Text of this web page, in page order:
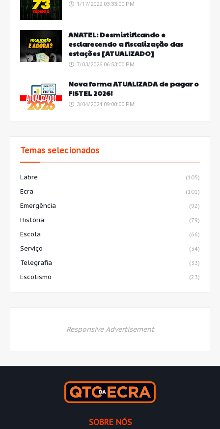
1/17/2022 03:33:00 PM
ANATEL: Desmistificando e
esclarecendo a fiscalização das
estações [ATUALIZADO]
7/03/2026 06:53:00 PM
Nova forma ATUALIZADA de pagar o
FISTEL 2026!
3/04/2024 09:00:00 PM
Temas selecionados
Labre (105)
Ecra (101)
Emergência (92)
História (79)
Escola (66)
Serviço (34)
Telegrafia (33)
Escotismo (23)
Responsive Advertisement
SOBRE NÓS